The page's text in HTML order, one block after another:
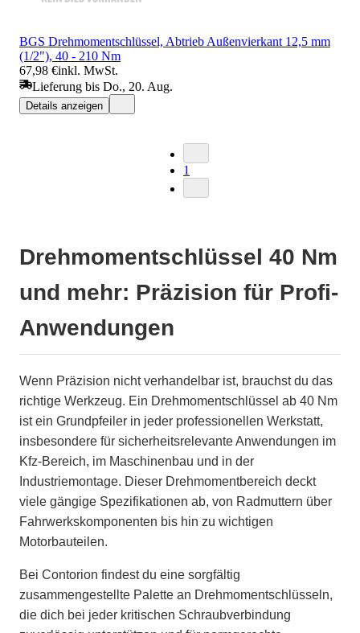
BGS Drehmomentschlüssel, Abtrieb Außenvierkant 12,5 mm
(1/2"), 40 - 210 Nm
67,98 €inkl. MwSt.
Lieferung bis Do., 20. Aug.
Details anzeigen
1
Drehmomentschlüssel 40 Nm
und mehr: Präzision für Profi-
Anwendungen
Wenn Präzision nicht verhandelbar ist, brauchst du das
richtige Werkzeug. Ein Drehmomentschlüssel ab 40 Nm
ist ein Grundpfeiler in jeder professionellen Werkstatt,
insbesondere für sicherheitsrelevante Anwendungen im
Kfz-Bereich, im Maschinenbau und in der
Industriemontage. Dieser Drehmomentbereich deckt
viele gängige Spezifikationen ab, von Radmuttern über
Fahrwerkskomponenten bis hin zu wichtigen
Motorbauteilen.
Bei Contorion findest du eine sorgfältig
zusammengestellte Palette an Drehmomentschlüsseln,
die dich bei jeder kritischen Schraubverbindung